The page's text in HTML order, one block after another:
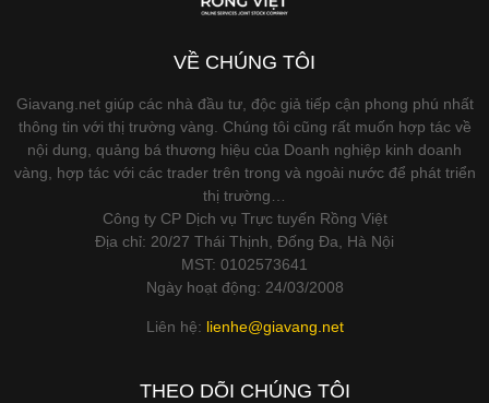
VỀ CHÚNG TÔI
Giavang.net giúp các nhà đầu tư, độc giả tiếp cận phong phú nhất
thông tin với thị trường vàng. Chúng tôi cũng rất muốn hợp tác về
nội dung, quảng bá thương hiệu của Doanh nghiệp kinh doanh
vàng, hợp tác với các trader trên trong và ngoài nước để phát triển
thị trường…
Công ty CP Dịch vụ Trực tuyến Rồng Việt
Địa chỉ: 20/27 Thái Thịnh, Đống Đa, Hà Nội
MST: 0102573641
Ngày hoạt động: 24/03/2008
Liên hệ: lienhe@giavang.net
THEO DÕI CHÚNG TÔI